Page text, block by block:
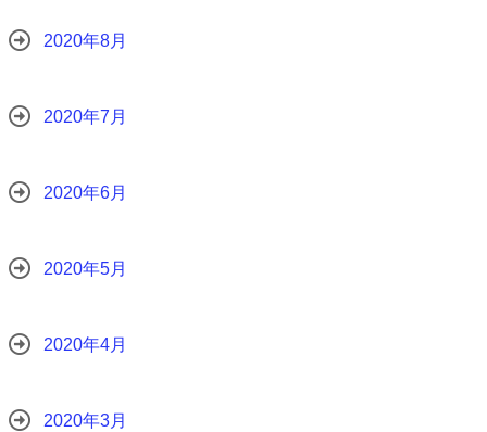
2020年8月
2020年7月
2020年6月
2020年5月
2020年4月
2020年3月